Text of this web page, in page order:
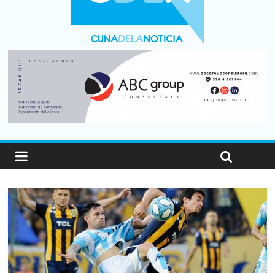
Central venció 1 a 0 al River de Coudet en el Monumental
Pullaro mejora sus relaciones con el Gobierno nacional